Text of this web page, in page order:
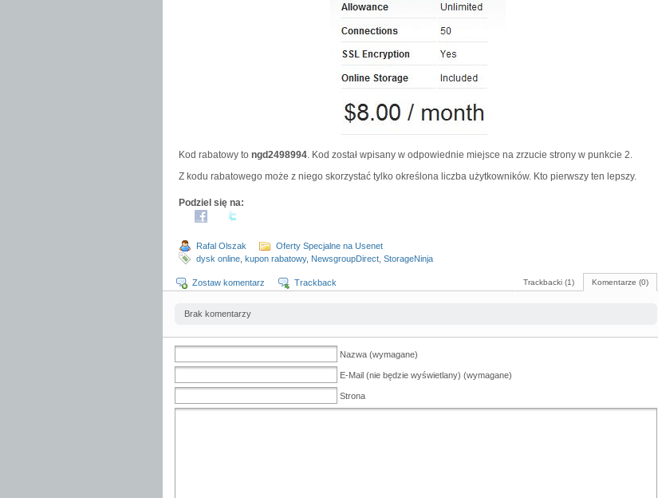
Kod rabatowy to ngd2498994. Kod został wpisany w odpowiednie miejsce na zrzucie strony w punkcie 2.
Z kodu rabatowego może z niego skorzystać tylko określona liczba użytkowników. Kto pierwszy ten lepszy.
Podziel się na:
Rafal Olszak
Oferty Specjalne na Usenet
dysk online kupon rabatowy, NewsgroupDirect StorageNinja
Komentarze (0)
Trackbacki (1)
Zostaw komentarz Trackback
Brak komentarzy
Nazwa (wymagane)
E-Mail (nie będzie wyświetlany) (wymagane)
Strona